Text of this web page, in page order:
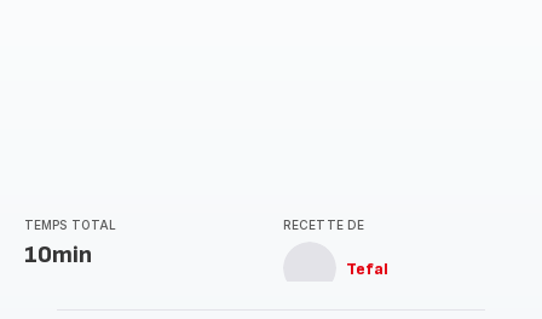
TEMPS TOTAL
10min
RECETTE DE
Tefal